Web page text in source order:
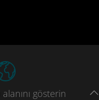
alanını gösterin